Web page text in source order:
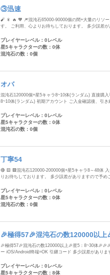
③迅速
🧨 🎇 🔥 🧡 🎆混沌石65000-90000個の間+大量のリソ
す。 ご利用、心よりお待ちしております。 多少誤差
プレイヤーレベル：0レベル
星5キャラクターの数：0体
混沌石の数：0個
オバ
混沌石120000個+星5キャラ8~10体(ランダム) 直接
8~10体(ランダム) 初期アカウント ご入金確認後、引き
プレイヤーレベル：0レベル
星5キャラクターの数：0体
混沌石の数：0個
丁寧54
🔴 🟨 🟪混沌石120000-200000個+星5キャラ8～48体
りお待ちしております。 多少誤差がありますので予め
プレイヤーレベル：0レベル
星5キャラクターの数：0体
混沌石の数：0個
🎉極得57🎉混沌石の数120000以
🎉極得57🎉混沌石の数120000以上🎉星5：8~30体
ー iOS/Android终端=OK 引継コード 多少誤差がありま
プレイヤーレベル：0レベル
星5キャラクターの数：8体